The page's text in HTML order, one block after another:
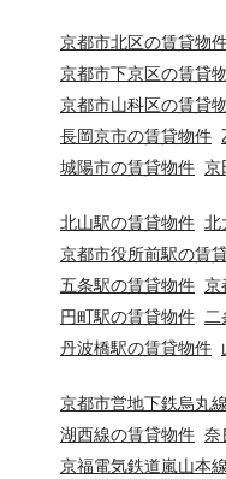
京都市北区の賃貸物
京都市下京区の賃貸
京都市山科区の賃貸
長岡京市の賃貸物件
城陽市の賃貸物件 京
北山駅の賃貸物件 北
京都市役所前駅の賃
五条駅の賃貸物件 京
円町駅の賃貸物件
丹波橋駅の賃貸物件
京都市営地下鉄烏丸
湖西線の賃貸物件 奈
京福電気鉄道嵐山本